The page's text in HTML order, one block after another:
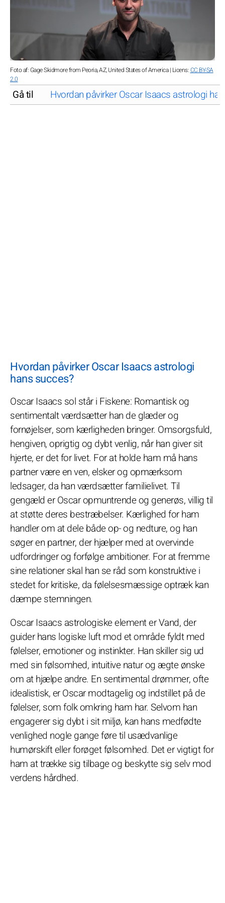
Foto af: Gage Skidmore from Peoria, AZ, United States of America | Licens:CC BY-SA
2.0
Gå til Hvordan påvirker Oscar Isaacs astrologi
Hvordan påvirker Oscar Isaacs astrologi
hans succes?
Oscar Isaacs sol står i Fiskene: Romantisk og
sentimentalt værdsætter han de glæder og
fornøjelser, som kærligheden bringer. Omsorgsfuld,
hengiven, oprigtig og dybt venlig, når han giver sit
hjerte, er det for livet. For at holde ham må hans
partner være en ven, elsker og opmærksom
ledsager, da han værdsætter familielivet. Til
gengæld er Oscar opmuntrende og generøs, villig til
at støtte deres bestræbelser. Kærlighed for ham
handler om at dele både op- og nedture, og han
søger en partner, der hjælper med at overvinde
udfordringer og forfølge ambitioner. For at fremme
sine relationer skal han se råd som konstruktive i
stedet for kritiske, da følelsesmæssige optræk kan
dæmpe stemningen.
Oscar Isaacs astrologiske element er Vand, der
guider hans logiske luft mod et område fyldt med
følelser, emotioner og instinkter. Han skiller sig ud
med sin følsomhed, intuitive natur og ægte ønske
om at hjælpe andre. En sentimental drømmer, ofte
idealistisk, er Oscar modtagelig og indstillet på de
følelser, som folk omkring ham har. Selvom han
engagerer sig dybt i sit miljø, kan hans medfødte
venlighed nogle gange føre til usædvanlige
humørskift eller forøget følsomhed. Det er vigtigt for
ham at trække sig tilbage og beskytte sig selv mod
verdens hårdhed.